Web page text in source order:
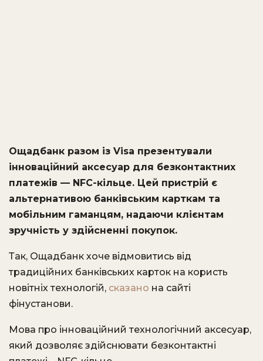
Ощадбанк разом із Visa презентували
інноваційний аксесуар для безконтактних
платежів — NFC-кільце. Цей пристрій є
альтернативою банківським карткам та
мобільним гаманцям, надаючи клієнтам
зручність у здійсненні покупок.
Так, Ощадбанк хоче відмовитись від
традиційних банківських карток на користь
новітніх технологій, сказано на сайті
фінустанови.
Мова про інноваційний технологічний аксесуар,
який дозволяє здійснювати безконтактні